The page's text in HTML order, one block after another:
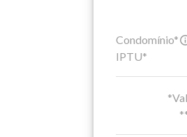
Condomínio*
IPTU*